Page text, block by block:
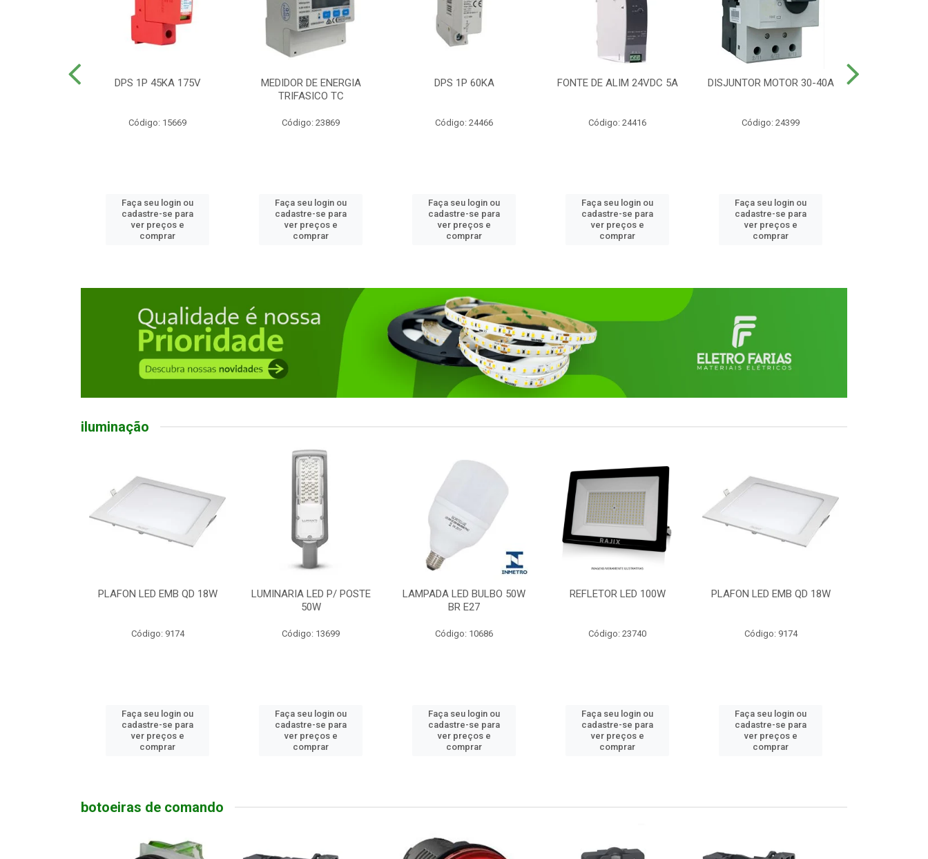
DPS 1P 45KA 175V
Código: 15669
Faça seu login ou
cadastre-se para
ver preços e
comprar
MEDIDOR DE ENERGIA
TRIFASICO TC
Código: 23869
Faça seu login ou
cadastre-se para
ver preços e
comprar
DPS 1P 60KA
Código: 24466
Faça seu login ou
cadastre-se para
ver preços e
comprar
FONTE DE ALIM 24VDC 5A
Código: 24416
Faça seu login ou
cadastre-se para
ver preços e
comprar
DISJUNTOR MOTOR 30-40A
Código: 24399
Faça seu login ou
cadastre-se para
ver preços e
comprar
iluminação
PLAFON LED EMB QD 18W
Código: 9174
Faça seu login ou
cadastre-se para
ver preços e
comprar
LUMINARIA LED P/ POSTE
50W
Código: 13699
Faça seu login ou
cadastre-se para
ver preços e
comprar
LAMPADA LED BULBO 50W
BR E27
Código: 10686
Faça seu login ou
cadastre-se para
ver preços e
comprar
REFLETOR LED 100W
Código: 23740
Faça seu login ou
cadastre-se para
ver preços e
comprar
PLAFON LED EMB QD 18W
Código: 9174
Faça seu login ou
cadastre-se para
ver preços e
comprar
botoeiras de comando